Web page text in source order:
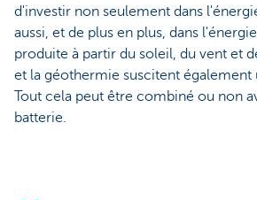
d'investir non seulement dans
aussi, et de plus en plus, dans
produite à partir du soleil, du vent et
et la géothermie suscitent également
Tout cela peut être combiné ou non
batterie.